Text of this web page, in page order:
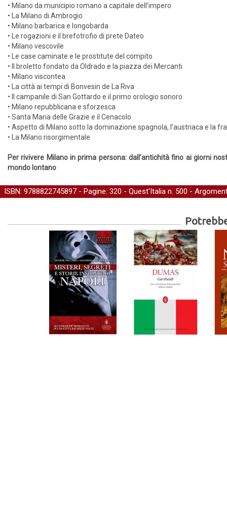
• Milano da municipio romano a capitale dell’impero
• La Milano di Ambrogio
• Milano barbarica e longobarda
• Le rogazioni e il brefotrofio di prete Dateo
• Milano vescovile
• Le case caminate e le prostitute del compito
• Il broletto fondato da Oldrado e la piazza dei Mercanti
• Milano viscontea
• La città ai tempi di Bonvesin de La Riva
• Il campanile di San Gottardo e il primo orologio sonoro
• Milano repubblicana e sforzesca
• Santa Maria delle Grazie e il Cenacolo
• Aspetto di Milano sotto la dominazione spagnola, l’austriaca e la
• La Milano risorgimentale
Per rivivere Milano in prima persona: dall’antichità fino ai giorni
mondo lontano
ISBN: 9788822745897 - Pagine: 320 - Quest'Italia n. 500 -